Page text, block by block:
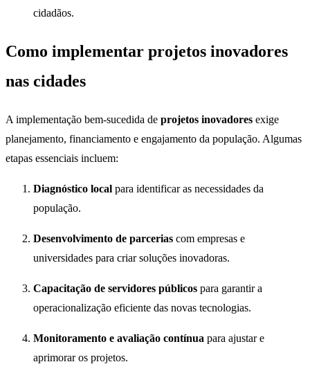
cidadãos.
Como implementar projetos inovadores
nas cidades
A implementação bem-sucedida de projetos inovadores exige
planejamento, financiamento e engajamento da população. Algumas
etapas essenciais incluem:
Diagnóstico local para identificar as necessidades da
população.
Desenvolvimento de parcerias com empresas e
universidades para criar soluções inovadoras.
Capacitação de servidores públicos para garantir a
operacionalização eficiente das novas tecnologias.
Monitoramento e avaliação contínua para ajustar e
aprimorar os projetos.